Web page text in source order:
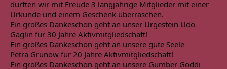
durften wir mit Freude 3 langjährige Mitglieder mit einer
Urkunde und einem Geschenk überraschen.
Ein großes Dankeschön geht an unser Urgestein Udo
Gaglin für 30 Jahre Aktivmitgliedschaft!
Ein großes Dankeschön geht an unsere gute Seele
Petra Grunow für 20 Jahre Aktivmitgliedschaft!
Ein großes Dankeschön geht an unsere Gumber Goddi